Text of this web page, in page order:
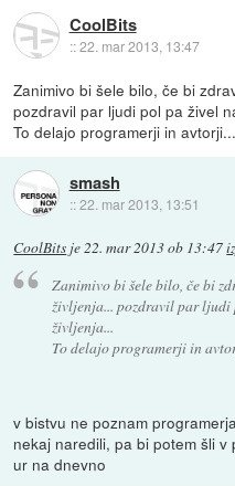
CoolBits
::22. mar 2013, 13:47
Zanimivo bi šele bilo, če bi
pozdravil par ljudi pol pa živel
To delajo programerji in avtorji...
smash
::22. mar 2013, 13:51
CoolBits je22. mar 2013 ob 13:47
Zanimivo bi šele bilo, če bi
življenja... pozdravil par ljudi
življenja...
To delajo programerji in
v bistvu ne poznam
nekaj naredili, pa bi potem šli
ur na dnevno